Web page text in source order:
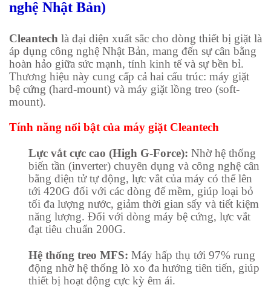
nghệ Nhật Bản)
Cleantech là đại diện xuất sắc cho dòng thiết bị giặt là
áp dụng công nghệ Nhật Bản, mang đến sự cân bằng
hoàn hảo giữa sức mạnh, tính kinh tế và sự bền bỉ.
Thương hiệu này cung cấp cả hai cấu trúc: máy giặt
bệ cứng (hard-mount) và máy giặt lồng treo (soft-
mount).
Tính năng nổi bật của máy giặt Cleantech
Lực vắt cực cao (High G-Force): Nhờ hệ thống
biến tần (inverter) chuyên dụng và công nghệ cân
bằng điện tử tự động, lực vắt của máy có thể lên
tới 420G đối với các dòng đế mềm, giúp loại bỏ
tối đa lượng nước, giảm thời gian sấy và tiết kiệm
năng lượng. Đối với dòng máy bệ cứng, lực vắt
đạt tiêu chuẩn 200G.
Hệ thống treo MFS: Máy hấp thụ tới 97% rung
động nhờ hệ thống lò xo đa hướng tiên tiến, giúp
thiết bị hoạt động cực kỳ êm ái.